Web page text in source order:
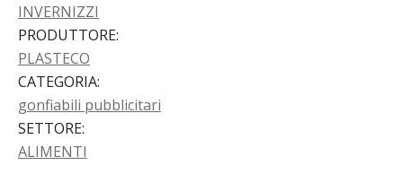
INVERNIZZI
PRODUTTORE:
PLASTECO
CATEGORIA:
gonfiabili pubblicitari
SETTORE:
ALIMENTI